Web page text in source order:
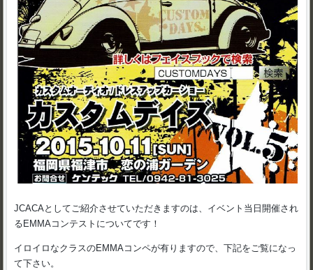
JCACAとしてご紹介させていただきますのは、イベント当日開催され
るEMMAコンテストについてです！
イロイロなクラスのEMMAコンペが有りますので、下記をご覧になっ
て下さい。